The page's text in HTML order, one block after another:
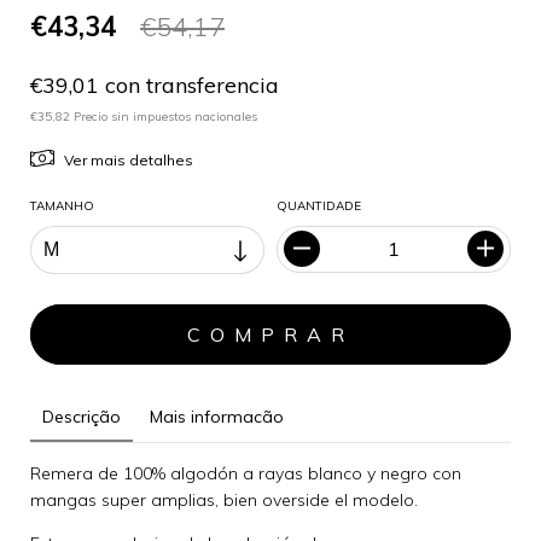
€43,34 €54,17
€39,01 con transferencia
€35,82 Precio sin impuestos nacionales
Ver mais detalhes
TAMANHO QUANTIDADE
Descrição Mais informacão
Remera de 100% algodón a rayas blanco y negro con
mangas super amplias, bien overside el modelo.